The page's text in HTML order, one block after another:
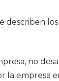
describen
no
la empresa